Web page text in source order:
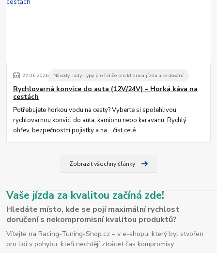
22.06.2026 Návody, rady, typy pro řidiče pro klidnou jízdu a cestování
Rychlovarná konvice do auta (12V/24V) – Horká káva na
cestách
Potřebujete horkou vodu na cesty? Vyberte si spolehlivou
rychlovarnou konvici do auta, kamionu nebo karavanu. Rychlý
ohřev, bezpečnostní pojistky a na...číst celé
Zobrazit všechny články
Vaše jízda za kvalitou začíná zde!
Hledáte místo, kde se pojí maximální rychlost
doručení s nekompromisní kvalitou produktů?
Vítejte na Racing-Tuning-Shop.cz – v e-shopu, který byl stvořen
pro lidi v pohybu, kteří nechtějí ztrácet čas kompromisy.